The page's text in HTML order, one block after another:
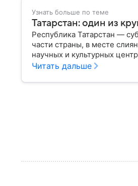
Узнать больше по теме
Татарстан: один из
Республика Татарстан —
части страны, в месте
научных и культурных
историческим наследием,
Читать дальше